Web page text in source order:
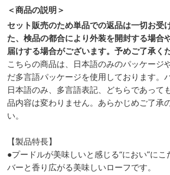
＜商品の説明＞
セット販売のため単品での返品は一切お受
た、検品の都合により外装を開封する場合
届けする場合がございます。予めご了承く
こちらの商品は、日本語のみのパッケージ
だ多言語パッケージを使用しております。
日本語のみ、多言語表記、どちらであって
品内容は変わりません。あらかじめご了承
い。
【製品特長】
●プードルが美味しいと感じる“におい”に
バーと香り広がる美味しいローフです。